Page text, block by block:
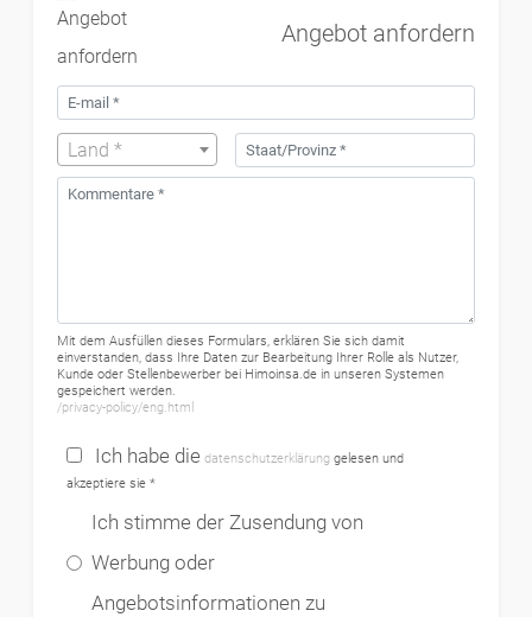
Angebot anfordern
Land *
Mit dem Ausfüllen dieses Formulars, erklären Sie sich damit
einverstanden, dass Ihre Daten zur Bearbeitung Ihrer Rolle als Nutzer,
Kunde oder Stellenbewerber bei Himoinsa.de in unseren Systemen
gespeichert werden.
/privacy-policy/eng.html
Ich habe die datenschutzerklärung gelesen und
akzeptiere sie *
Ich stimme der Zusendung von
Werbung oder
Angebotsinformationen zu